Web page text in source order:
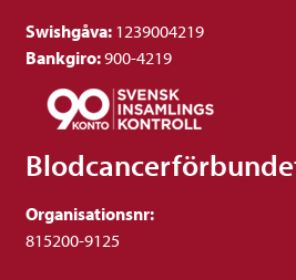
Swishgåva: 1239004219
Bankgiro:900-4219
Organisationsnr:
815200-9125